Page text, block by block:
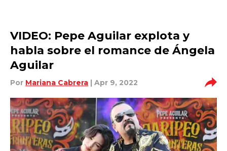
VIDEO: Pepe Aguilar explota y
habla sobre el romance de Ángela
Aguilar
Por Mariana Cabrera | Apr 9, 2022